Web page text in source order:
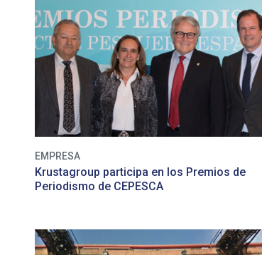
EMPRESA
Krustagroup participa en los Premios de
Periodismo de CEPESCA